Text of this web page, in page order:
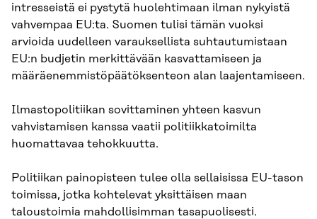
intresseistä ei pystytä huolehtimaan ilman nykyistä
vahvempaa EU:ta. Suomen tulisi tämän vuoksi
arvioida uudelleen varauksellista suhtautumistaan
EU:n budjetin merkittävään kasvattamiseen ja
määräenemmistöpäätöksenteon alan laajentamiseen.
Ilmastopolitiikan sovittaminen yhteen kasvun
vahvistamisen kanssa vaatii politiikkatoimilta
huomattavaa tehokkuutta.
Politiikan painopisteen tulee olla sellaisissa EU-tason
toimissa, jotka kohtelevat yksittäisen maan
taloustoimia mahdollisimman tasapuolisesti.